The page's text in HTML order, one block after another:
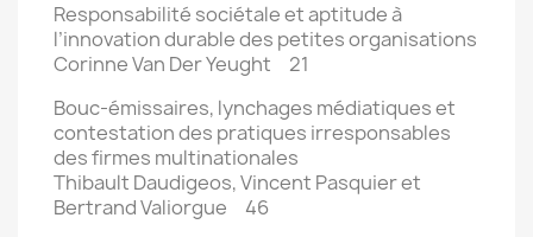
Responsabilité sociétale et aptitude à
l’innovation durable des petites organisations
Corinne Van Der Yeught 21
Bouc-émissaires, lynchages médiatiques et
contestation des pratiques irresponsables
des firmes multinationales
Thibault Daudigeos, Vincent Pasquier et
Bertrand Valiorgue 46